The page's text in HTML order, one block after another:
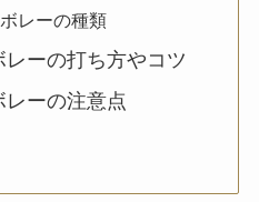
レーの種類
ーの打ち方やコツ
レーの注意点